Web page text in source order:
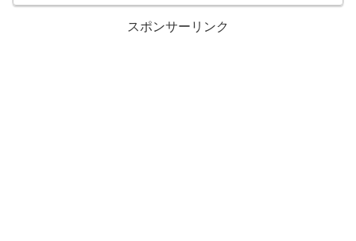
スポンサーリンク